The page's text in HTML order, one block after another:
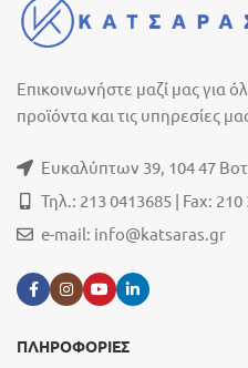
Επικοινωνήστε μαζί μας για
προϊόντα και τις υπηρεσίες
Ευκαλύπτων 39, 104 47
Τηλ.: 213 0413685 | Fax: 210
e-mail: info@katsaras.gr
ΠΛΗΡΟΦΟΡΙΕΣ